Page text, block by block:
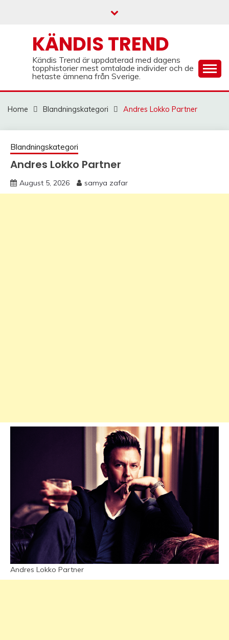
KÄNDIS TREND
Kändis Trend är uppdaterad med dagens
topphistorier mest omtalade individer och de
hetaste ämnena från Sverige.
Home Blandningskategori Andres Lokko Partner
Blandningskategori
Andres Lokko Partner
August 5, 2026 samya zafar
Andres Lokko Partner